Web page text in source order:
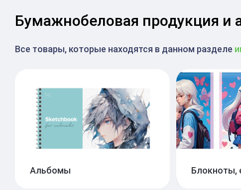
Бумажнобеловая продукция и
Все товары, которые находятся в данном разделе
Альбомы Блокноты,